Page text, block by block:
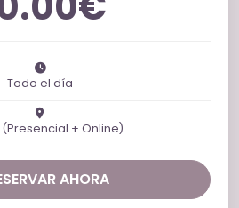
Todo el día
+ Online)
AHORA